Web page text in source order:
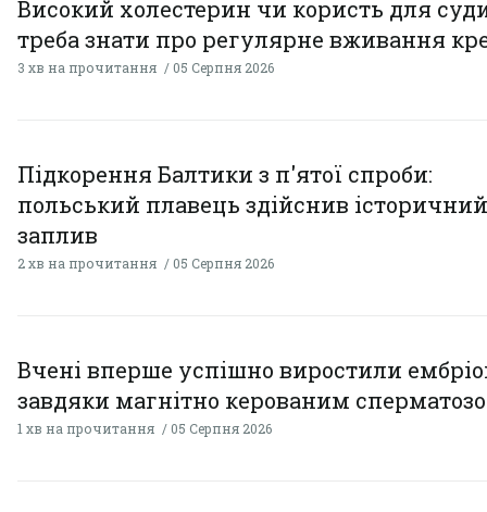
Високий холестерин чи користь для
треба знати про регулярне вживання
3 хв на прочитання 05 Серпня 2026
Підкорення Балтики з п'ятої спроби:
польський плавець здійснив історичний
заплив
2 хв на прочитання 05 Серпня 2026
Вчені вперше успішно виростили
завдяки магнітно керованим
1 хв на прочитання 05 Серпня 2026